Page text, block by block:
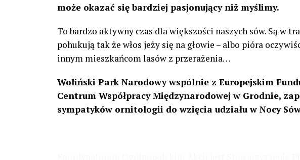
może okazać się bardziej pasjonujący niż myślimy.
To bardzo aktywny czas dla większości naszych sów. Są w
pohukują tak że włos jeży się na głowie – albo pióra
innym mieszkańcom lasów z przerażenia…
Woliński Park Narodowy wspólnie z Europejskim
Centrum Współpracy Międzynarodowej w Grodnie,
sympatyków ornitologii do wzięcia udziału w Nocy